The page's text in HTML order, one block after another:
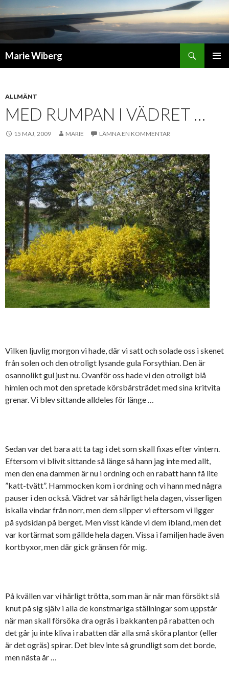
Marie Wiberg
ALLMÄNT
MED RUMPAN I VÄDRET …
15 MAJ, 2009 MARIE LÄMNA EN KOMMENTAR
Vilken ljuvlig morgon vi hade, där vi satt och solade oss i skenet
från solen och den otroligt lysande gula Forsythian. Den är
osannolikt gul just nu. Ovanför oss hade vi den otroligt blå
himlen och mot den spretade körsbärsträdet med sina kritvita
grenar. Vi blev sittande alldeles för länge …
Sedan var det bara att ta tag i det som skall fixas efter vintern.
Eftersom vi blivit sittande så länge så hann jag inte med allt,
men den ena dammen är nu i ordning och en rabatt hann få lite
”katt-tvätt”. Hammocken kom i ordning och vi hann med några
pauser i den också. Vädret var så härligt hela dagen, visserligen
iskalla vindar från norr, men dem slipper vi eftersom vi ligger
på sydsidan på berget. Men visst kände vi dem ibland, men det
var kortärmat som gällde hela dagen. Vissa i familjen hade även
kortbyxor, men där gick gränsen för mig.
På kvällen var vi härligt trötta, som man är när man försökt slå
knut på sig själv i alla de konstmariga ställningar som uppstår
när man skall försöka dra ogräs i bakkanten på rabatten och
det går ju inte kliva i rabatten där alla små sköra plantor (eller
är det ogräs) spirar. Det blev inte så grundligt som det borde,
men nästa år …